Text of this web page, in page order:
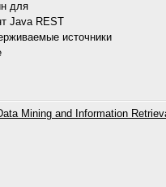
для
Java REST
источники
Mining and Information